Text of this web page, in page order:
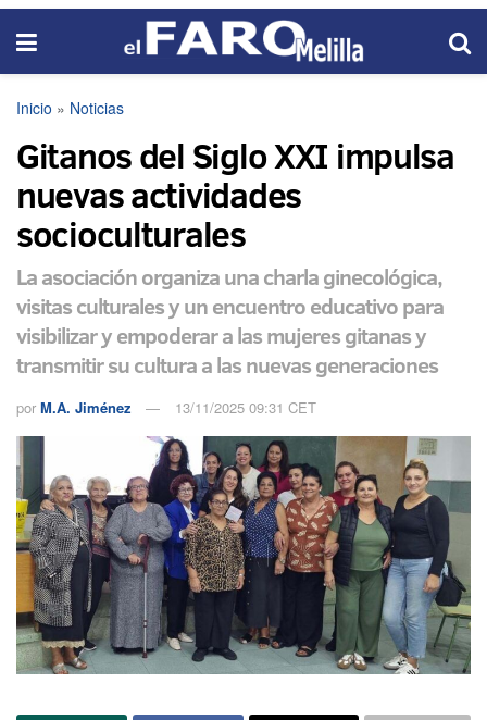
Inicio » Noticias
Gitanos del Siglo XXI impulsa
nuevas actividades
socioculturales
La asociación organiza una charla ginecológica,
visitas culturales y un encuentro educativo para
visibilizar y empoderar a las mujeres gitanas y
transmitir su cultura a las nuevas generaciones
por M.A. Jiménez 13/11/2025 09:31 CET